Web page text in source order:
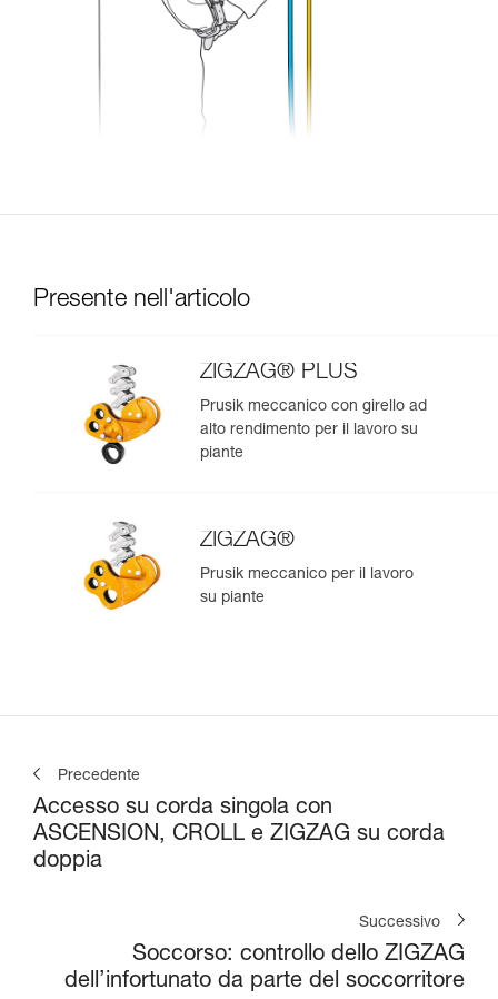
Presente nell'articolo
ZIGZAG® PLUS
Prusik meccanico con girello ad
alto rendimento per il lavoro su
piante
ZIGZAG®
Prusik meccanico per il lavoro
su piante
Precedente
Accesso su corda singola con
ASCENSION, CROLL e ZIGZAG su corda
doppia
Successivo
Soccorso: controllo dello ZIGZAG
dell’infortunato da parte del soccorritore